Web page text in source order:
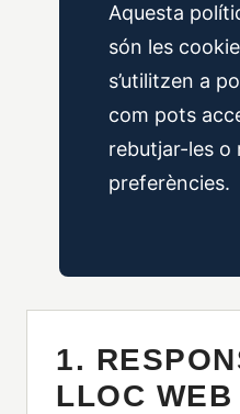
Aquesta
són les
s’utilitzen a
com pots
rebutjar-les o
preferències.
1.
LLOC WEB